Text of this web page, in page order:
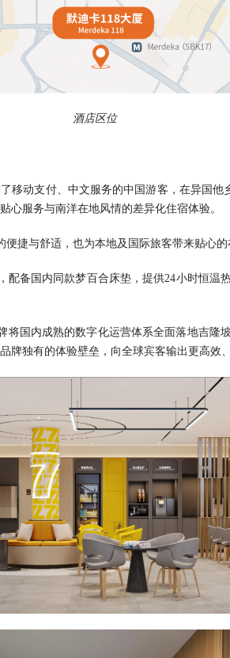
酒店区位
移动支付、中文服务的中国游客，在异国
心服务与南洋在地风情的差异化住宿体验。
捷与舒适，也为本地及国际旅客带来贴心的
备国内同款梦百合床垫，提供24小时恒温
国内成熟的数字化运营体系全面落地吉隆
独有的体验壁垒，向全球宾客输出更高效